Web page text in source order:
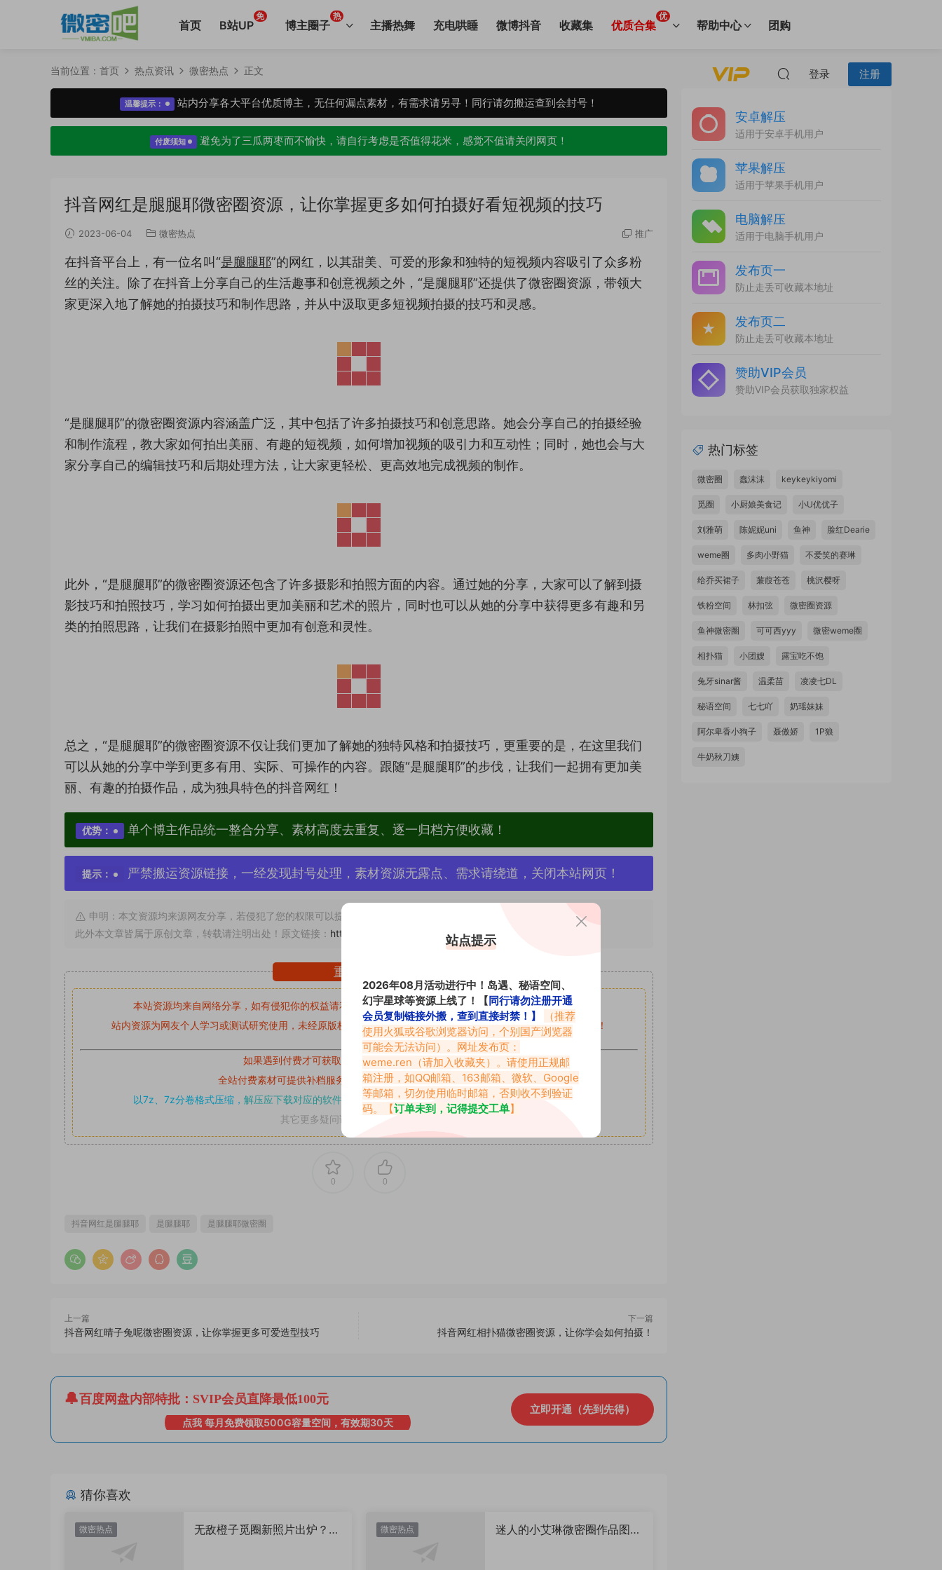
首页 B站UP
免
博主圈子
热
主播热舞 充电哄睡 微博抖音 收藏集 优质合集
优
帮助中心 团购
登录 注册
当前位置： 首页 热点资讯 微密热点 正文
温馨提示： 站内分享各大平台优质博主，无任何漏点素材，有需求请另寻！同行请勿搬运查到会封号！
付废须知 避免为了三瓜两枣而不愉快，请自行考虑是否值得花米，感觉不值请关闭网页！
抖音网红是腿腿耶微密圈资源，让你掌握更多如何拍摄好看短视频的技巧
2023-06-04 微密热点 推广
在抖音平台上，有一位名叫“是腿腿耶”的网红，以其甜美、可爱的形象和独特的短视频内容吸引了众多粉
丝的关注。除了在抖音上分享自己的生活趣事和创意视频之外，“是腿腿耶”还提供了微密圈资源，带领大
家更深入地了解她的拍摄技巧和制作思路，并从中汲取更多短视频拍摄的技巧和灵感。
“是腿腿耶”的微密圈资源内容涵盖广泛，其中包括了许多拍摄技巧和创意思路。她会分享自己的拍摄经验
和制作流程，教大家如何拍出美丽、有趣的短视频，如何增加视频的吸引力和互动性；同时，她也会与大
家分享自己的编辑技巧和后期处理方法，让大家更轻松、更高效地完成视频的制作。
此外，“是腿腿耶”的微密圈资源还包含了许多摄影和拍照方面的内容。通过她的分享，大家可以了解到摄
影技巧和拍照技巧，学习如何拍摄出更加美丽和艺术的照片，同时也可以从她的分享中获得更多有趣和另
类的拍照思路，让我们在摄影拍照中更加有创意和灵性。
总之，“是腿腿耶”的微密圈资源不仅让我们更加了解她的独特风格和拍摄技巧，更重要的是，在这里我们
可以从她的分享中学到更多有用、实际、可操作的内容。跟随“是腿腿耶”的步伐，让我们一起拥有更加美
丽、有趣的拍摄作品，成为独具特色的抖音网红！
优势： 单个博主作品统一整合分享、素材高度去重复、逐一归档方便收藏！
提示： 严禁搬运资源链接，一经发现封号处理，素材资源无露点、需求请绕道，关闭本站网页！
申明：本文资源均来源网友分享，若侵犯了您的权限可以提交工单处理。
此外本文章皆属于原创文章，转载请注明出处！原文链接： https://abcjyw.com/760.html
重要声明
本站资源均来自网络分享，如有侵犯你的权益请私信留言收到留言后，我们会第一时间进行审核后删除。
站内资源为网友个人学习或测试研究使用，未经原版权作者许可,禁止用于任何商业途径！请在下载24小时内删除！
如果遇到付费才可获取的素材，建议升级对应的VIP。
全站付费素材可提供补档服务
均有备份”， 素材以主流网盘分享。
以7z、7z分卷格式压缩， 解压应下载对应的软件操作，电脑：7-zip；安卓：zarchiver；苹果：解压专家
其它更多疑问请查看站内帮助中心！
0 0
抖音网红是腿腿耶 是腿腿耶 是腿腿耶微密圈
上一篇
抖音网红晴子兔呢微密圈资源，让你掌握更多可爱造型技巧
下一篇
抖音网红相扑猫微密圈资源，让你学会如何拍摄！
百度网盘内部特批：SVIP会员直降最低100元
点我 每月免费领取500G容量空间，有效期30天
立即开通（先到先得）
猜你喜欢
微密热点
无敌橙子觅圈新照片出炉？颜
微密热点
迷人的小艾琳微密圈作品图
安卓解压
适用于安卓手机用户
苹果解压
适用于苹果手机用户
电脑解压
适用于电脑手机用户
发布页一
防止走丢可收藏本地址
发布页二
防止走丢可收藏本地址
赞助VIP会员
赞助VIP会员获取独家权益
热门标签
微密圈 蠢沫沫 keykeykiyomi
觅圈 小厨娘美食记 小U优优子
刘雅萌 陈妮妮uni 鱼神 脸红Dearie
weme圈 多肉小野猫 不爱笑的赛琳
给乔买裙子 蒹葭苍苍 桃沢樱呀
铁粉空间 林扣弦 微密圈资源
鱼神微密圈 可可西yyy 微密weme圈
相扑猫 小团嫂 露宝吃不饱
兔牙sinar酱 温柔苗 凌凌七DL
秘语空间 七七吖 奶瑶妹妹
阿尔卑香小狗子 聂傲娇 1P狼
牛奶秋刀姨
站点提示
2026年08月活动进行中！岛遇、秘语空间、
幻宇星球等资源上线了！【同行请勿注册开通
会员复制链接外搬，查到直接封禁！】
（推荐
使用火狐或谷歌浏览器访问，个别国产浏览器
可能会无法访问）。网址发布页：
weme.ren （请加入收藏夹）。请使用正规邮
箱注册，如QQ邮箱、163邮箱、微软、Google
等邮箱，切勿使用临时邮箱，否则收不到验证
码。【订单未到，记得提交工单】